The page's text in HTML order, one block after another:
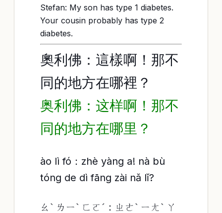
Stefan: My son has type 1 diabetes.
Your cousin probably has type 2
diabetes.
奧利佛：這樣啊！那不
同的地方在哪裡？
奥利佛：这样啊！那不
同的地方在哪里？
ào lì fó：zhè yàng a! nà bù
tóng de dì fāng zài nǎ lǐ?
ㄠˋ ㄌㄧˋ ㄈㄛˊ：ㄓㄜˋ ㄧㄤˋ ㄚ